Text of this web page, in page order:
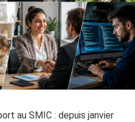
au SMIC : depuis janvier